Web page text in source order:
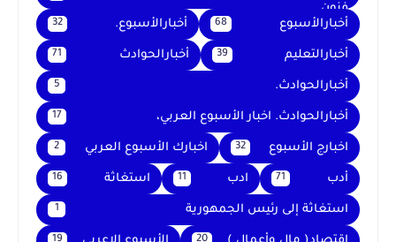
فنون
أخبارالأسبوع 68 أخبارالأسبوع. 32
أخبارالتعليم 39 أخبارالحوادث 71
أخبارالحوادث. 5
أخبارالحوادث. اخبار الأسبوع العربي، 17
اخبارج الأسبوع 32 اخبارك الأسبوع العربي 2
أدب 71 ادب 11 استغاثة 16
استغاثة إلى رئيس الجمهورية 1